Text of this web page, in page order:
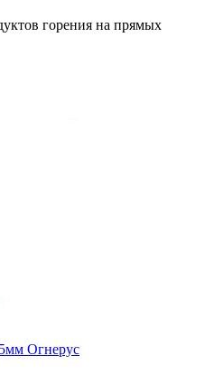
горения на прямых
Огнерус